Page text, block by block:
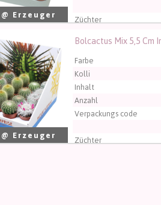
Erzeuger
Züchter
Erzeuger
Bolcactus Mix 5,5 Cm
Farbe
Kolli
Inhalt
Anzahl
Verpackungs code
Züchter
Mix 5,5 Cm In Presentatiedoos
angemeldet sein, um kaufen zu